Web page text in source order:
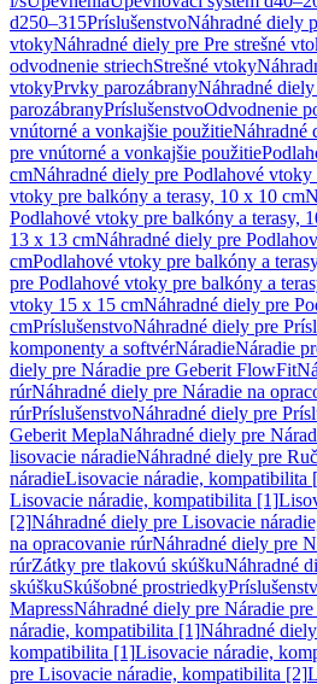
d250–315PríslušenstvoNáhradné diely
vtokyNáhradné diely pre Pre strešné
odvodnenie striechStrešné vtoky
vtokyPrvky parozábranyNáhradné
parozábranyPríslušenstvoOdvodnenie
vnútorné a vonkajšie použitieNáhradné
pre vnútorné a vonkajšie použitie
cmNáhradné diely pre Podlahové
vtoky pre balkóny a terasy, 10 x 10 cm
Podlahové vtoky pre balkóny a terasy,
13 x 13 cmNáhradné diely pre
cmPodlahové vtoky pre balkóny a
pre Podlahové vtoky pre balkóny a
vtoky 15 x 15 cmNáhradné diely pre
cmPríslušenstvoNáhradné diely pre
komponenty a softvérNáradieNáradie
diely pre Náradie pre Geberit FlowFit
rúrNáhradné diely pre Náradie na
rúrPríslušenstvoNáhradné diely pre
Geberit MeplaNáhradné diely pre
lisovacie náradieNáhradné diely pre
náradieLisovacie náradie, kompatibilita
Lisovacie náradie, kompatibilita [1]
[2]Náhradné diely pre Lisovacie
na opracovanie rúrNáhradné diely pre
rúrZátky pre tlakovú skúškuNáhradné
skúškuSkúšobné prostriedky
MapressNáhradné diely pre Náradie
náradie, kompatibilita [1]Náhradné
kompatibilita [1]Lisovacie náradie,
pre Lisovacie náradie, kompatibilita [2]